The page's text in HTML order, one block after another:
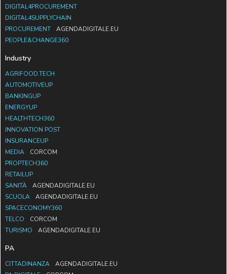
DIGITAL4PROCUREMENT
DIGITAL4SUPPLYCHAIN
PROCUREMENT
AGENDADIGITALE.EU
PEOPLE&CHANGE360
Industry
AGRIFOOD.TECH
AUTOMOTIVEUP
BANKINGUP
ENERGYUP
HEALTHTECH360
INNOVATION POST
INSURANCEUP
MEDIA
CORCOM
PROPTECH360
RETAILUP
SANITÀ
AGENDADIGITALE.EU
SCUOLA
AGENDADIGITALE.EU
SPACECONOMY360
TELCO
CORCOM
TURISMO
AGENDADIGITALE.EU
PA
CITTADINANZA
AGENDADIGITALE.EU